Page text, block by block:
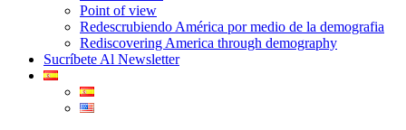
Point of view
Redescrubiendo América por medio de la demografia
Rediscovering America through demography
Sucríbete Al Newsletter